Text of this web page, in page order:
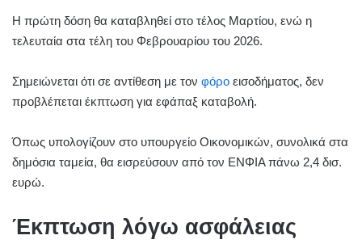
Η πρώτη δόση θα καταβληθεί στο τέλος Μαρτίου, ενώ η
τελευταία στα τέλη του Φεβρουαρίου του 2026.
Σημειώνεται ότι σε αντίθεση με τον φόρο εισοδήματος, δεν
προβλέπεται έκπτωση για εφάπαξ καταβολή.
Όπως υπολογίζουν στο υπουργείο Οικονομικών, συνολικά στα
δημόσια ταμεία, θα εισρεύσουν από τον ΕΝΦΙΑ πάνω 2,4 δισ.
ευρώ.
Έκπτωση λόγω ασφάλειας